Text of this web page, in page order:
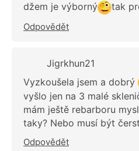
džem je výborný
tak
Odpovědět
Jigrkhun21
Vyzkoušela jsem a dobrý
vyšlo jen na 3 malé
mám ještě rebarboru
taky? Nebo musí být
Odpovědět